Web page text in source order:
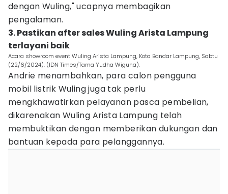
dengan Wuling," ucapnya membagikan
pengalaman.
3. Pastikan after sales Wuling Arista Lampung
terlayani baik
Acara showroom event Wuling Arista Lampung, Kota Bandar Lampung, Sabtu
(22/6/2024). (IDN Times/Tama Yudha Wiguna).
Andrie menambahkan, para calon pengguna
mobil listrik Wuling juga tak perlu
mengkhawatirkan pelayanan pasca pembelian,
dikarenakan Wuling Arista Lampung telah
membuktikan dengan memberikan dukungan dan
bantuan kepada para pelanggannya.